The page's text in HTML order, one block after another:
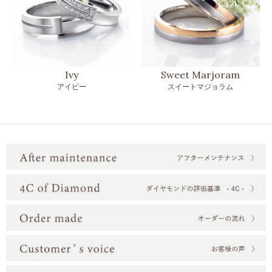
Ivy
アイビー
Sweet Marjoram
スイートマジョラム